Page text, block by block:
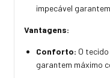
impecável
Vantagens:
Conforto: O
garantem máximo